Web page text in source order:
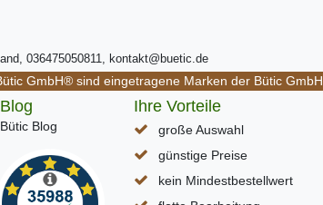
036475050811, kontakt@buetic.de
GmbH® sind eingetragene Marken der Bütic GmbH
Blog
Bütic Blog
Ihre Vorteile
große Auswahl
günstige Preise
kein Mindestbestellwert